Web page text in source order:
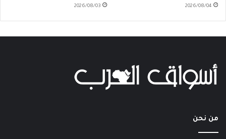
2026/08/04
2026/08/03
من نحن